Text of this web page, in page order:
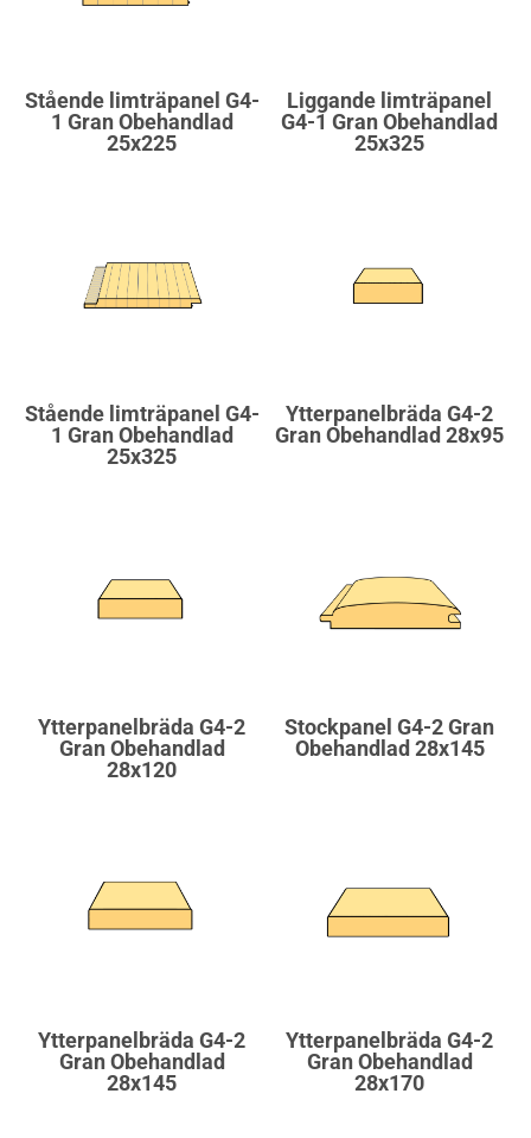
Stående limträpanel G4-
1 Gran Obehandlad
25x225
Liggande limträpanel
G4-1 Gran Obehandlad
25x325
Stående limträpanel G4-
1 Gran Obehandlad
25x325
Ytterpanelbräda G4-2
Gran Obehandlad 28x95
Ytterpanelbräda G4-2
Gran Obehandlad
28x120
Stockpanel G4-2 Gran
Obehandlad 28x145
Ytterpanelbräda G4-2
Gran Obehandlad
28x145
Ytterpanelbräda G4-2
Gran Obehandlad
28x170